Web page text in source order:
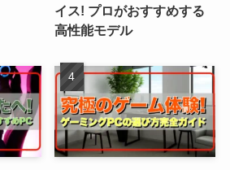
イス! プロがおすすめする
高性能モデル